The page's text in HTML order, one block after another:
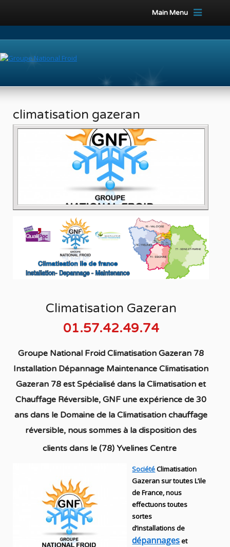
Main Menu
climatisation gazeran
Climatisation Gazeran
01.57.42.49.74
Groupe National Froid Climatisation Gazeran 78
Installation Dépannage Maintenance Climatisation
Gazeran 78est Spécialisé dans la Climatisation et
Chauffage Réversible, GNF une expérience de 30
ans dans le Domaine de la Climatisation chauffage
réversible, nous sommes à la disposition des
clients dansle (78) Yvelines Centre
SociétéClimatisation
Gazeran sur toutes L’ile
de France, nous
effectuons toutes
sortes
d’installationsde
dépannageset